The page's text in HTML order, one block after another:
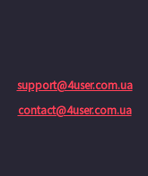
support@4user.com.ua
contact@4user.com.ua